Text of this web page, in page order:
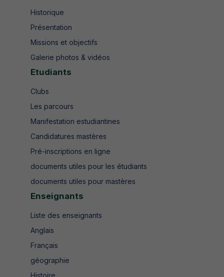
Historique
Présentation
Missions et objectifs
Galerie photos & vidéos
Etudiants
Clubs
Les parcours
Manifestation estudiantines
Candidatures mastères
Pré-inscriptions en ligne
documents utiles pour les étudiants
documents utiles pour mastères
Enseignants
Liste des enseignants
Anglais
Français
géographie
Histoire